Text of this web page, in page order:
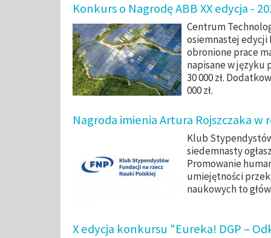
Konkurs o Nagrodę ABB XX edycja -
Centrum
osiemnastej edycji
obronione prace
napisane w języku
30 000 zł.
000 zł.
Nagroda imienia Artura Rojszczaka w
Klub
siedemnasty
Promowanie
umiejętności
naukowych to
X edycja konkursu "Eureka! DGP –